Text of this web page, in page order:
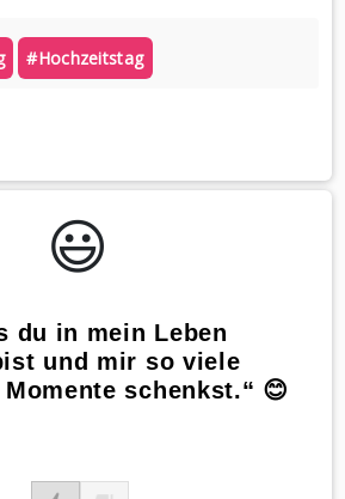
#hochzeitstag
😃️
du in mein Leben
und mir so viele
schenkst.“ 😊